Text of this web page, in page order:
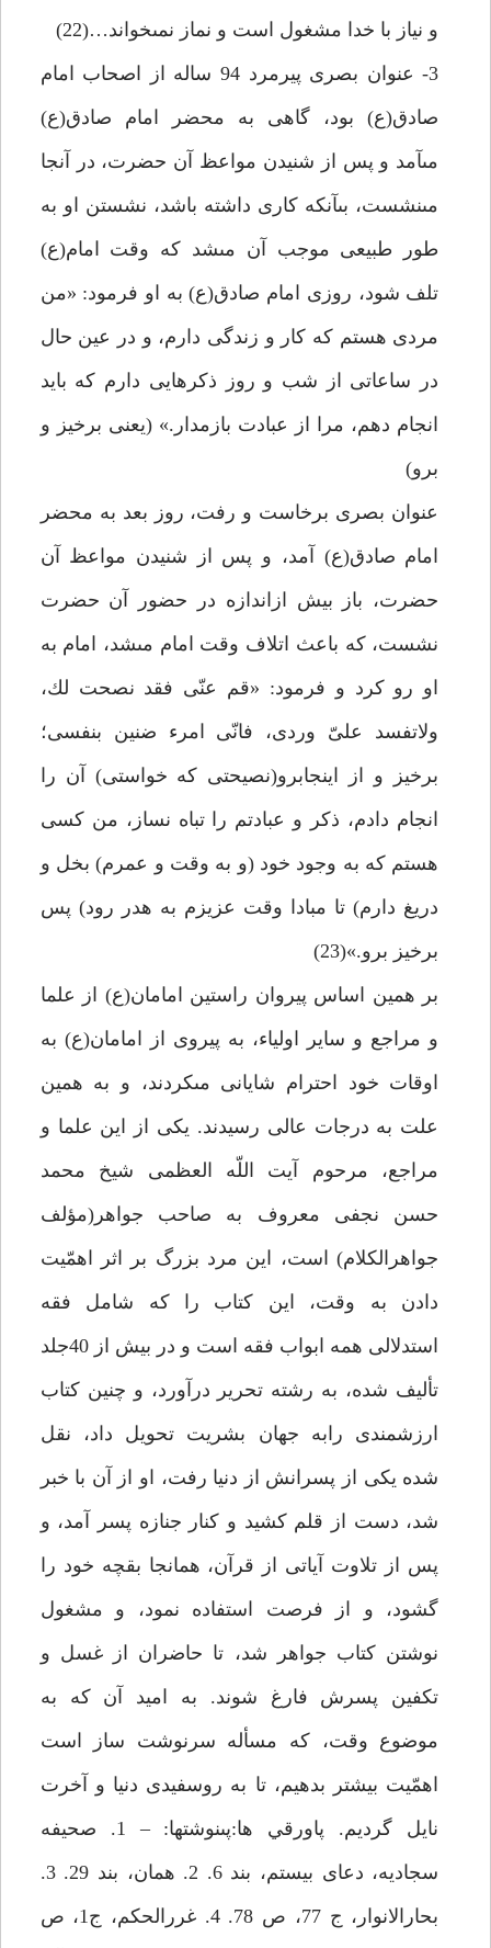
و نياز با خدا مشغول است و نماز نمى‏خواند…(22)
3- عنوان بصرى پيرمرد 94 ساله از اصحاب امام
صادق(ع) بود، گاهى به محضر امام صادق(ع)
مى‏آمد و پس از شنيدن مواعظ آن حضرت، در آنجا
مى‏نشست، بى‏آنكه كارى داشته باشد، نشستن او به
طور طبيعى موجب آن مى‏شد كه وقت امام(ع)
تلف شود، روزى امام صادق(ع) به او فرمود: «من
مردى هستم كه كار و زندگى دارم، و در عين حال
در ساعاتى از شب و روز ذكرهايى دارم كه بايد
انجام دهم، مرا از عبادت بازمدار.» (يعنى برخيز و
برو)
عنوان بصرى برخاست و رفت، روز بعد به محضر
امام صادق(ع) آمد، و پس از شنيدن مواعظ آن
حضرت، باز بيش ازاندازه در حضور آن حضرت
نشست، كه باعث اتلاف وقت امام مى‏شد، امام به
او رو كرد و فرمود: «قم عنّى فقد نصحت لك،
ولاتفسد علىّ وردى، فانّى امرء ضنين بنفسى؛
برخيز و از اينجابرو(نصيحتى كه خواستى) آن را
انجام دادم، ذكر و عبادتم را تباه نساز، من كسى
هستم كه به وجود خود (و به وقت و عمرم) بخل و
دريغ دارم) تا مبادا وقت عزيزم به هدر رود) پس
برخيز برو.»(23)
بر همين اساس پيروان راستين امامان(ع) از علما
و مراجع و ساير اولياء، به پيروى از امامان(ع) به
اوقات خود احترام شايانى مى‏كردند، و به همين
علت به درجات عالى رسيدند. يكى از اين علما و
مراجع، مرحوم آيت اللّه العظمى شيخ محمد
حسن نجفى معروف به صاحب جواهر(مؤلف
جواهرالكلام) است، اين مرد بزرگ بر اثر اهمّيت
دادن به وقت، اين كتاب را كه شامل فقه
استدلالى همه ابواب فقه است و در بيش از 40جلد
تأليف شده، به رشته تحرير درآورد، و چنين كتاب
ارزشمندى رابه جهان بشريت تحويل داد، نقل
شده يكى از پسرانش از دنيا رفت، او از آن با خبر
شد، دست از قلم كشيد و كنار جنازه پسر آمد، و
پس از تلاوت آياتى از قرآن، همانجا بقچه خود را
گشود، و از فرصت استفاده نمود، و مشغول
نوشتن كتاب جواهر شد، تا حاضران از غسل و
تكفين پسرش فارغ شوند. به اميد آن كه به
موضوع وقت، كه مسأله سرنوشت ساز است
اهمّيت بيشتر بدهيم، تا به روسفيدى دنيا و آخرت
نايل گرديم. پاورقي ها:پى‏نوشت‏ها: – 1. صحيفه
سجاديه، دعاى بيستم، بند 6. 2. همان، بند 29. 3.
بحارالانوار، ج 77، ص 78. 4. غررالحكم، ج‏1، ص